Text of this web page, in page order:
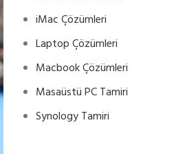
iMac Çözümleri
Laptop Çözümleri
Macbook Çözümleri
Masaüstü PC Tamiri
Synology Tamiri